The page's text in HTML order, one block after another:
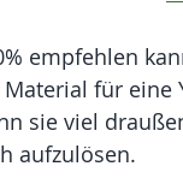
empfehlen
für
sie viel
aufzulösen.